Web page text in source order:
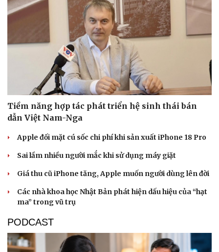
Cải chính
Tiềm năng hợp tác phát triển hệ sinh thái bán
dẫn Việt Nam-Nga
Apple đối mặt cú sốc chi phí khi sản xuất iPhone 18 Pro
Sai lầm nhiều người mắc khi sử dụng máy giặt
Giá thu cũ iPhone tăng, Apple muốn người dùng lên đời
Các nhà khoa học Nhật Bản phát hiện dấu hiệu của “hạt
ma” trong vũ trụ
PODCAST